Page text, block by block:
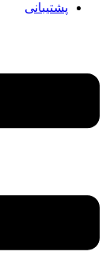
پشتیبانی